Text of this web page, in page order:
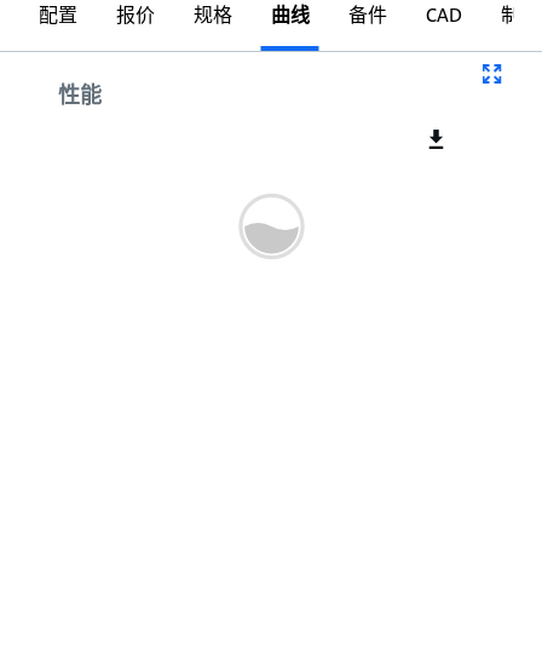
配置 报价 规格 曲线 备件 CAD 制图
性能